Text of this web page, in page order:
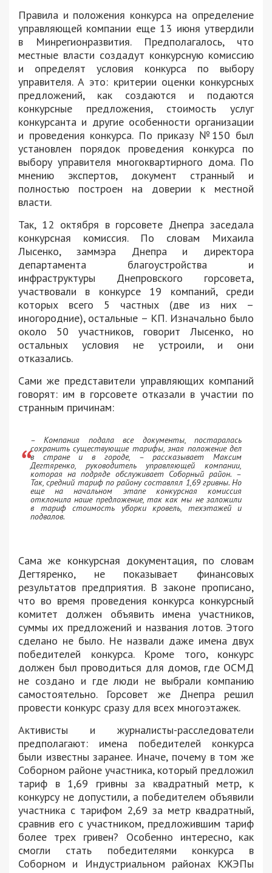
Правила и положения конкурса на определение
управляющей компании еще 13 июня утвердили
в Минрегионразвития. Предполагалось, что
местные власти создадут конкурсную комиссию
и определят условия конкурса по выбору
управителя. А это: критерии оценки конкурсных
предложений, как создаются и подаются
конкурсные предложения, стоимость услуг
конкурсанта и другие особенности организации
и проведения конкурса. По приказу №150 был
установлен порядок проведения конкурса по
выбору управителя многоквартирного дома. По
мнению экспертов, документ странный и
полностью построен на доверии к местной
власти.
Так, 12 октября в горсовете Днепра заседала
конкурсная комиссия. По словам Михаила
Лысенко, заммэра Днепра и директора
департамента благоустройства и
инфраструктуры Днепровского горсовета,
участвовали в конкурсе 19 компаний, среди
которых всего 5 частных (две из них –
иногородние), остальные – КП. Изначально было
около 50 участников, говорит Лысенко, но
остальных условия не устроили, и они
отказались.
Сами же представители управляющих компаний
говорят: им в горсовете отказали в участии по
странным причинам:
– Компания подала все документы, постаралась
сохранить существующие тарифы, зная положение дел
в стране и в городе, – рассказывает Максим
Дегтяренко, руководитель управляющей компании,
которая на подряде обслуживает Соборный район. –
Так, средний тариф по району составлял 1,69 гривны. Но
еще на начальном этапе конкурсная комиссия
отклонила наше предложение, так как мы не заложили
в тариф стоимость уборки кровель, техэтажей и
подвалов.
Сама же конкурсная документация, по словам
Дегтяренко, не показывает финансовых
результатов предприятия. В законе прописано,
что во время проведения конкурса конкурсный
комитет должен объявить имена участников,
суммы их предложений и названия лотов. Этого
сделано не было. Не назвали даже имена двух
победителей конкурса. Кроме того, конкурс
должен был проводиться для домов, где ОСМД
не создано и где люди не выбрали компанию
самостоятельно. Горсовет же Днепра решил
провести конкурс сразу для всех многоэтажек.
Активисты и журналисты-расследователи
предполагают: имена победителей конкурса
были известны заранее. Иначе, почему в том же
Соборном районе участника, который предложил
тариф в 1,69 гривны за квадратный метр, к
конкурсу не допустили, а победителем объявили
участника с тарифом 2,69 за метр квадратный,
сравнив его с участником, предложившим тариф
более трех гривен? Особенно интересно, как
смогли стать победителями конкурса в
Соборном и Индустриальном районах КЖЭПы